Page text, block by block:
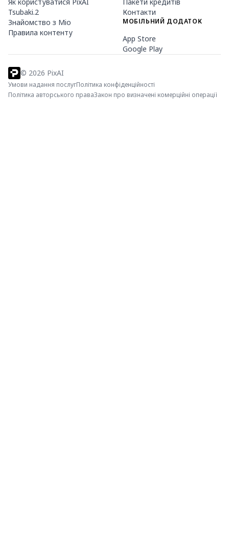
Tsubaki.2
Знайомство з Mio
Правила контенту
Контакти
МОБІЛЬНИЙ ДОДАТОК
App Store
Google Play
© 2026 PixAI
Умови надання послугПолітика конфіденційності
Політика авторського праваЗакон про визначені комерційні операції